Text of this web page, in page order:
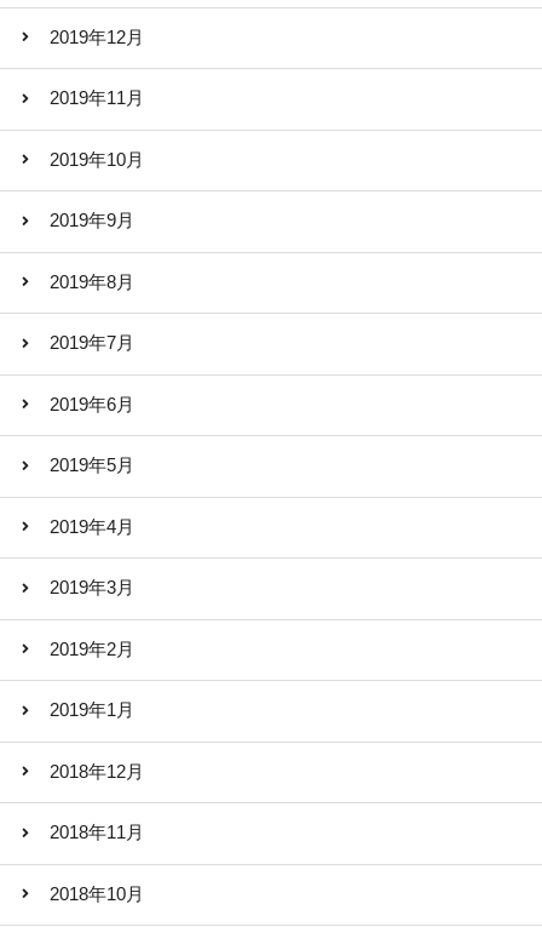
2019年12月
2019年11月
2019年10月
2019年9月
2019年8月
2019年7月
2019年6月
2019年5月
2019年4月
2019年3月
2019年2月
2019年1月
2018年12月
2018年11月
2018年10月